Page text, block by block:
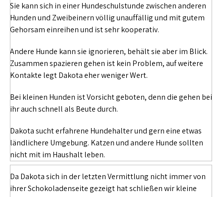
Sie kann sich in einer Hundeschulstunde zwischen anderen
Hunden und Zweibeinern völlig unauffällig und mit gutem
Gehorsam einreihen und ist sehr kooperativ.
Andere Hunde kann sie ignorieren, behält sie aber im Blick.
Zusammen spazieren gehen ist kein Problem, auf weitere
Kontakte legt Dakota eher weniger Wert.
Bei kleinen Hunden ist Vorsicht geboten, denn die gehen bei
ihr auch schnell als Beute durch.
Dakota sucht erfahrene Hundehalter und gern eine etwas
ländlichere Umgebung. Katzen und andere Hunde sollten
nicht mit im Haushalt leben.
Da Dakota sich in der letzten Vermittlung nicht immer von
ihrer Schokoladenseite gezeigt hat schließen wir kleine